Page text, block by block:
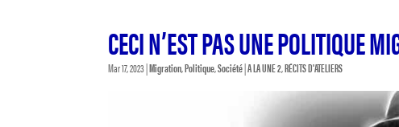
CECI N’EST PAS UNE POLITIQUE
Mar 17, 2023|Migration,Politique,Société|A LA UNE 2,RÉCITS D'ATELIERS